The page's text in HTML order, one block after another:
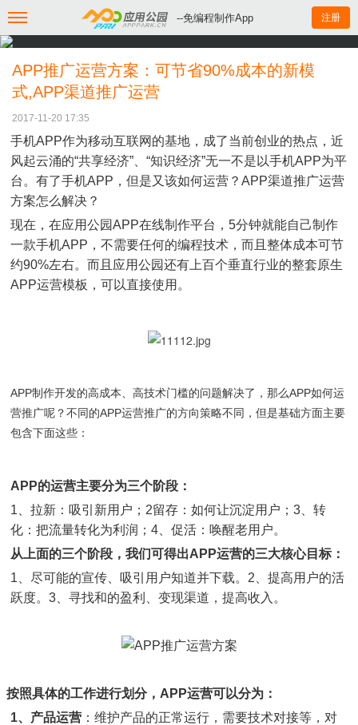
--免编程制作App 注册
APP推广运营方案：可节省90%成本的新模
式,APP渠道推广运营
2017-11-20 17:35
手机APP作为移动互联网的基地，成了当前创业的热点，近
风起云涌的“共享经济”、“知识经济”无一不是以手机APP为平
台。有了手机APP，但是又该如何运营？APP渠道推广运营
方案怎么解决？
现在，在应用公园APP在线制作平台，5分钟就能自己制作
一款手机APP，不需要任何的编程技术，而且整体成本可节
约90%左右。而且应用公园还有上百个垂直行业的整套原生
APP运营模板，可以直接使用。
APP制作开发的高成本、高技术门槛的问题解决了，那么APP如何运
营推广呢？不同的APP运营推广的方向策略不同，但是基础方面主要
包含下面这些：
APP的运营主要分为三个阶段：
1、拉新：吸引新用户；2留存：如何让沉淀用户；3、转
化：把流量转化为利润；4、促活：唤醒老用户。
从上面的三个阶段，我们可得出APP运营的三大核心目标：
1、尽可能的宣传、吸引用户知道并下载。2、提高用户的活
跃度。3、寻找和的盈利、变现渠道，提高收入。
按照具体的工作进行划分，APP运营可以分为：
1、产品运营 ：维护产品的正常运行，需要技术对接等，对